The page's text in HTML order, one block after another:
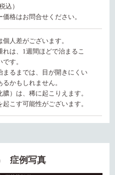
込）
格はお問合せください。
個人差がございます。
れは、1週間ほどで治まるこ
す。
まるまでは、目が開きにくい
るかもしれません。
膿）は、稀に起こりえます。
起こす可能性がございます。
症例写真